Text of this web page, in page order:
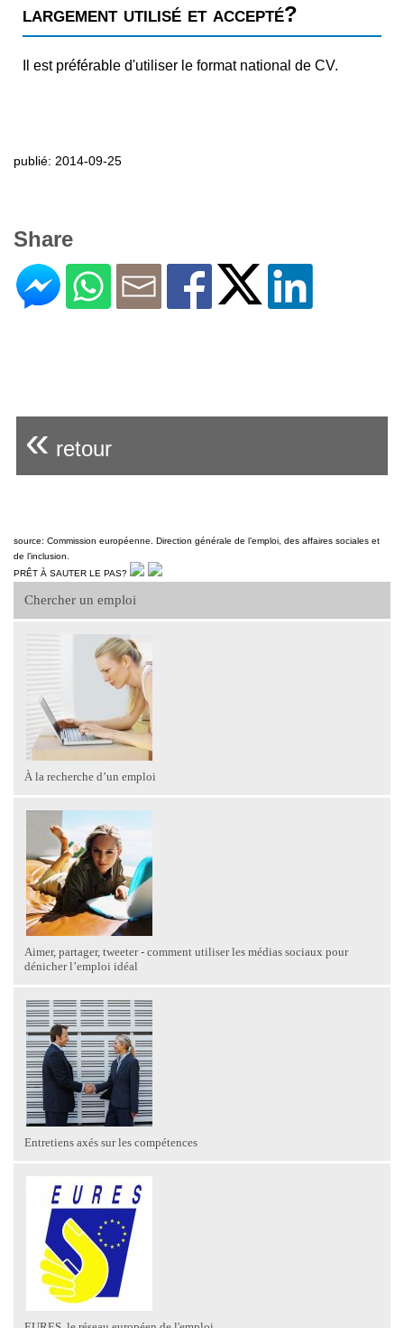
Chercher un emploi
À la recherche d’un emploi
Aimer, partager, tweeter - comment utiliser les médias sociaux pour
dénicher l’emploi idéal
Entretiens axés sur les compétences
largement utilisé et accepté?
Il est préférable d'utiliser le format national de CV.
publié: 2014-09-25
Share
« retour
source: Commission européenne. Direction générale de l’emploi, des affaires sociales et
de l’inclusion.
PRÊT À SAUTER LE PAS?